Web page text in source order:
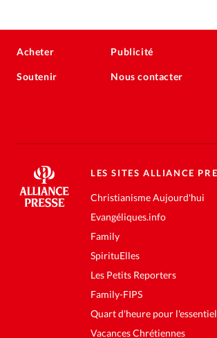
Acheter
Soutenir
Publicité
Nous contacter
LES SITES ALLIANCE
Christianisme Aujourd'hui
Evangéliques.info
Family
SpirituElles
Les Petits Reporters
Family-FIPS
Quart d'heure pour l'essentiel
Vacances Chrétiennes